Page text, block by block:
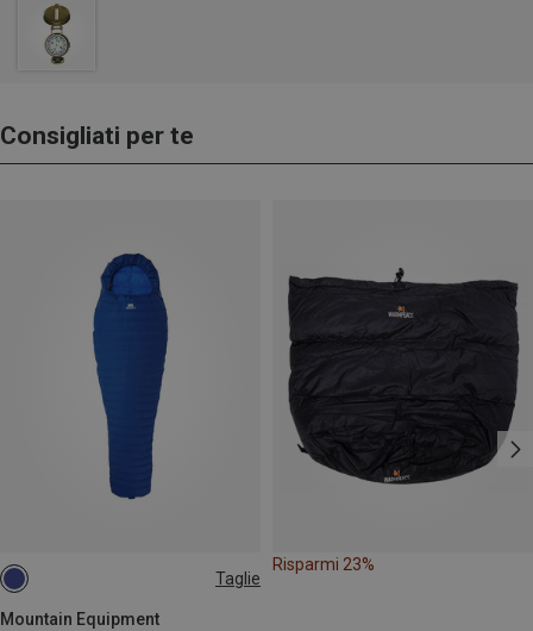
Consigliati per te
Taglie
Mountain Equipment
MAX. 200CM | LEFT
Risparmi 23%